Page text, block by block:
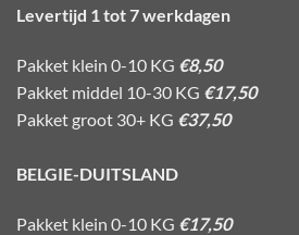
Levertijd 1 tot 7 werkdagen
Pakket klein 0-10 KG €8,50
Pakket middel 10-30 KG €17,50
Pakket groot 30+ KG €37,50
BELGIE-DUITSLAND
Pakket klein 0-10 KG €17,50